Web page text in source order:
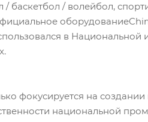
/ баскетбол / волейбол,
в
фокусируется на
национальной